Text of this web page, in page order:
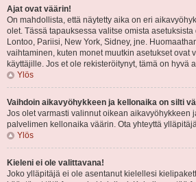
Ajat ovat väärin!
On mahdollista, että näytetty aika on eri
olet. Tässä tapauksessa valitse omista
Lontoo, Pariisi, New York, Sidney, jne.
vaihtaminen, kuten monet muutkin asetukset ovat
käyttäjille. Jos et ole rekisteröitynyt, tämä on hyvä
Ylös
Vaihdoin aikavyöhykkeen ja kellonaika on silti
Jos olet varmasti valinnut oikean aikavyöhykkeen
palvelimen kellonaika väärin. Ota yhteyttä
Ylös
Kieleni ei ole valittavana!
Joko ylläpitäjä ei ole asentanut kielellesi